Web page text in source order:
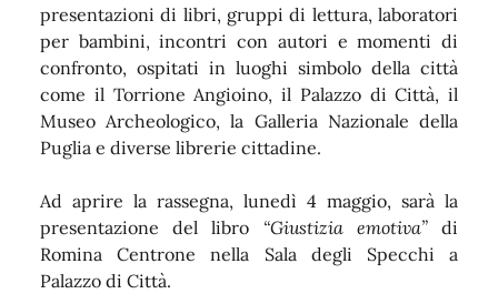
presentazioni di libri, gruppi di lettura, laboratori
per bambini, incontri con autori e momenti di
confronto, ospitati in luoghi simbolo della città
come il Torrione Angioino, il Palazzo di Città, il
Museo Archeologico, la Galleria Nazionale della
Puglia e diverse librerie cittadine.
Ad aprire la rassegna, lunedì 4 maggio, sarà la
presentazione del libro “Giustizia emotiva”di
Romina Centrone nella Sala degli Specchi a
Palazzo di Città.